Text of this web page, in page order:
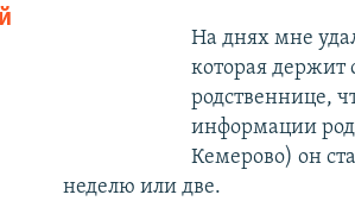
На днях мне
которая держит
родственнице,
информации
Кемерово) он
неделю или две.